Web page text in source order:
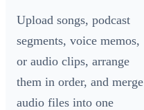
Upload songs, podcast
segments, voice memos,
or audio clips, arrange
them in order, and merge
audio files into one